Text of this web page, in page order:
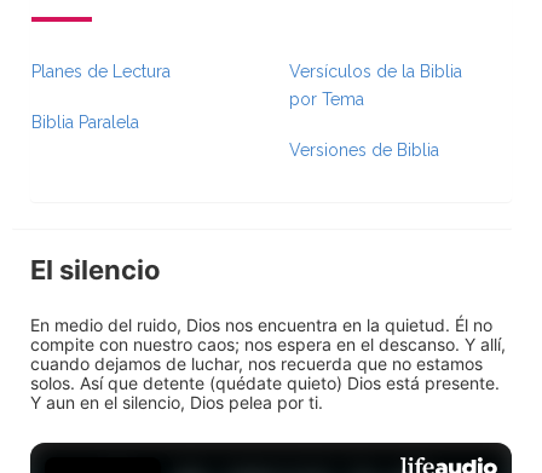
Planes de Lectura
Biblia Paralela
Versículos de la Biblia
por Tema
Versiones de Biblia
El silencio
En medio del ruido, Dios nos encuentra en la quietud. Él no
compite con nuestro caos; nos espera en el descanso. Y allí,
cuando dejamos de luchar, nos recuerda que no estamos
solos. Así que detente (quédate quieto) Dios está presente.
Y aun en el silencio, Dios pelea por ti.